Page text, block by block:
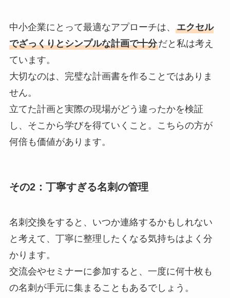
中小企業にとって最適なアプローチは、 エクセル
でざっくりとシンプルな計画で十分だと私は考え
ています。
大切なのは、完璧な計画書を作ることではありま
せん。
立てた計画と実際の現場がどう違ったかを検証
し、そこから学びを得ていくこと。こちらの方が
何倍も価値があります。
その2：丁寧すぎる名刺の管理
名刺交換をすると、いつか連絡するかもしれない
と考えて、丁寧に整理したくなる気持ちはよく分
かります。
交流会やセミナーに参加すると、一度に何十枚も
の名刺が手元に集まることもあるでしょう。